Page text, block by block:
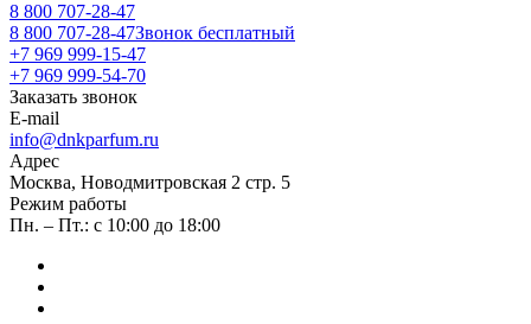
8 800 707-28-47
8 800 707-28-47Звонок бесплатный
+7 969 999-15-47
+7 969 999-54-70
Заказать звонок
E-mail
info@dnkparfum.ru
Адрес
Москва, Новодмитровская 2 стр. 5
Режим работы
Пн. – Пт.: с 10:00 до 18:00